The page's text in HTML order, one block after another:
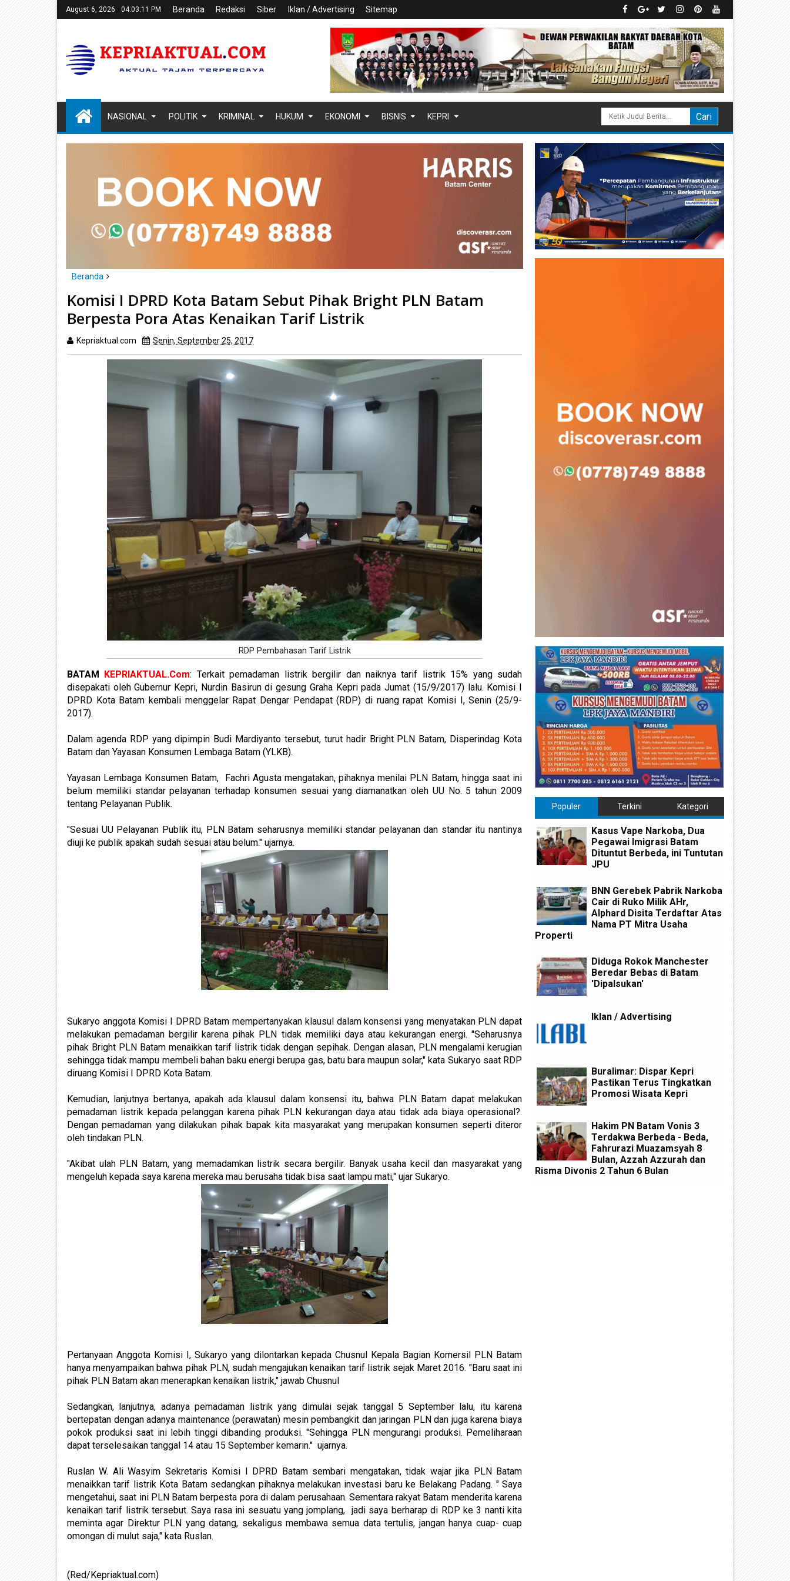
August 6, 2026 04:03:13 PM Beranda Redaksi Siber Iklan / Advertising Sitemap
NASIONAL POLITIK KRIMINAL HUKUM EKONOMI BISNIS KEPRI
Beranda
Komisi I DPRD Kota Batam Sebut Pihak Bright PLN Batam
Berpesta Pora Atas Kenaikan Tarif Listrik
Kepriaktual.com Senin, September 25, 2017
RDP Pembahasan Tarif Listrik
BATAM KEPRIAKTUAL.Com: Terkait pemadaman listrik bergilir dan naiknya tarif listrik 15% yang sudah
disepakati oleh Gubernur Kepri, Nurdin Basirun di gesung Graha Kepri pada Jumat (15/9/2017) lalu. Komisi I
DPRD Kota Batam kembali menggelar Rapat Dengar Pendapat (RDP) di ruang rapat Komisi I, Senin (25/9-
2017).
Dalam agenda RDP yang dipimpin Budi Mardiyanto tersebut, turut hadir Bright PLN Batam, Disperindag Kota
Batam dan Yayasan Konsumen Lembaga Batam (YLKB).
Yayasan Lembaga Konsumen Batam, Fachri Agusta mengatakan, pihaknya menilai PLN Batam, hingga saat ini
belum memiliki standar pelayanan terhadap konsumen sesuai yang diamanatkan oleh UU No. 5 tahun 2009
tentang Pelayanan Publik.
"Sesuai UU Pelayanan Publik itu, PLN Batam seharusnya memiliki standar pelayanan dan standar itu nantinya
diuji ke publik apakah sudah sesuai atau belum." ujarnya.
Sukaryo anggota Komisi I DPRD Batam mempertanyakan klausul dalam konsensi yang menyatakan PLN dapat
melakukan pemadaman bergilir karena pihak PLN tidak memiliki daya atau kekurangan energi. "Seharusnya
pihak Bright PLN Batam menaikkan tarif listrik tidak dengan sepihak. Dengan alasan, PLN mengalami kerugian
sehingga tidak mampu membeli bahan baku energi berupa gas, batu bara maupun solar," kata Sukaryo saat RDP
diruang Komisi I DPRD Kota Batam.
Kemudian, lanjutnya bertanya, apakah ada klausul dalam konsensi itu, bahwa PLN Batam dapat melakukan
pemadaman listrik kepada pelanggan karena pihak PLN kekurangan daya atau tidak ada biaya operasional?.
Dengan pemadaman yang dilakukan pihak bapak kita masyarakat yang merupakan konsumen seperti diteror
oleh tindakan PLN.
"Akibat ulah PLN Batam, yang memadamkan listrik secara bergilir. Banyak usaha kecil dan masyarakat yang
mengeluh kepada saya karena mereka mau berusaha tidak bisa saat lampu mati," ujar Sukaryo.
Pertanyaan Anggota Komisi I, Sukaryo yang dilontarkan kepada Chusnul Kepala Bagian Komersil PLN Batam
hanya menyampaikan bahwa pihak PLN, sudah mengajukan kenaikan tarif listrik sejak Maret 2016. "Baru saat ini
pihak PLN Batam akan menerapkan kenaikan listrik," jawab Chusnul
Sedangkan, lanjutnya, adanya pemadaman listrik yang dimulai sejak tanggal 5 September lalu, itu karena
bertepatan dengan adanya maintenance (perawatan) mesin pembangkit dan jaringan PLN dan juga karena biaya
pokok produksi saat ini lebih tinggi dibanding produksi. "Sehingga PLN mengurangi produksi. Pemeliharaan
dapat terselesaikan tanggal 14 atau 15 September kemarin." ujarnya.
Ruslan W. Ali Wasyim Sekretaris Komisi I DPRD Batam sembari mengatakan, tidak wajar jika PLN Batam
menaikkan tarif listrik Kota Batam sedangkan pihaknya melakukan investasi baru ke Belakang Padang. " Saya
mengetahui, saat ini PLN Batam berpesta pora di dalam perusahaan. Sementara rakyat Batam menderita karena
kenaikan tarif listrik tersebut. Saya rasa ini sesuatu yang jomplang, jadi saya berharap di RDP ke 3 nanti kita
meminta agar Direktur PLN yang datang, sekaligus membawa semua data tertulis, jangan hanya cuap- cuap
omongan di mulut saja," kata Ruslan.
(Red/Kepriaktual.com)
Populer Terkini Kategori
Kasus Vape Narkoba, Dua
Pegawai Imigrasi Batam
Dituntut Berbeda, ini Tuntutan
JPU
BNN Gerebek Pabrik Narkoba
Cair di Ruko Milik AHr,
Alphard Disita Terdaftar Atas
Nama PT Mitra Usaha
Properti
Diduga Rokok Manchester
Beredar Bebas di Batam
'Dipalsukan'
Iklan / Advertising
Buralimar: Dispar Kepri
Pastikan Terus Tingkatkan
Promosi Wisata Kepri
Hakim PN Batam Vonis 3
Terdakwa Berbeda - Beda,
Fahrurazi Muazamsyah 8
Bulan, Azzah Azzurah dan
Risma Divonis 2 Tahun 6 Bulan